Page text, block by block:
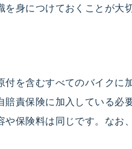
身につけておくことが大切
を含むすべてのバイク
責保険に加入している必
保険料は同じです。なお